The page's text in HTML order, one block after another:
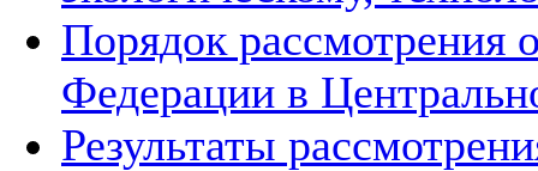
Порядок рассмотрения
Федерации в
Результаты